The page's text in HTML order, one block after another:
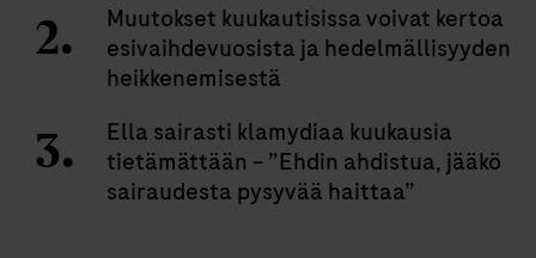
Muutokset kuukautisissa voivat kertoa
esivaihdevuosista ja hedelmällisyyden
heikkenemisestä
Ella sairasti klamydiaa kuukausia
tietämättään – ”Ehdin ahdistua, jääkö
sairaudesta pysyvää haittaa”